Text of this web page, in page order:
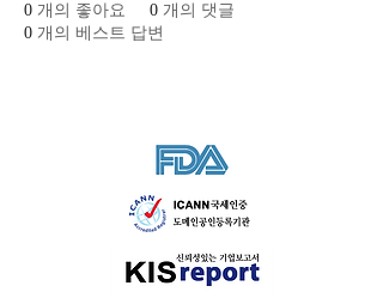
0 개의 좋아요 0 개의 댓글
0 개의 베스트 답변